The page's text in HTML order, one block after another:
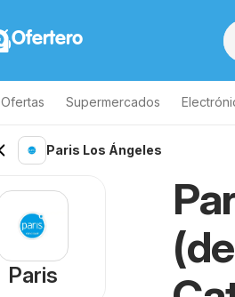
Ofertero
Ofertas Supermercados
Paris Los Ángeles
Paris